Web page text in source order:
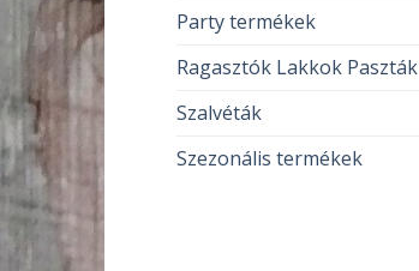
Party termékek
Ragasztók Lakkok Paszták
Szalvéták
Szezonális termékek